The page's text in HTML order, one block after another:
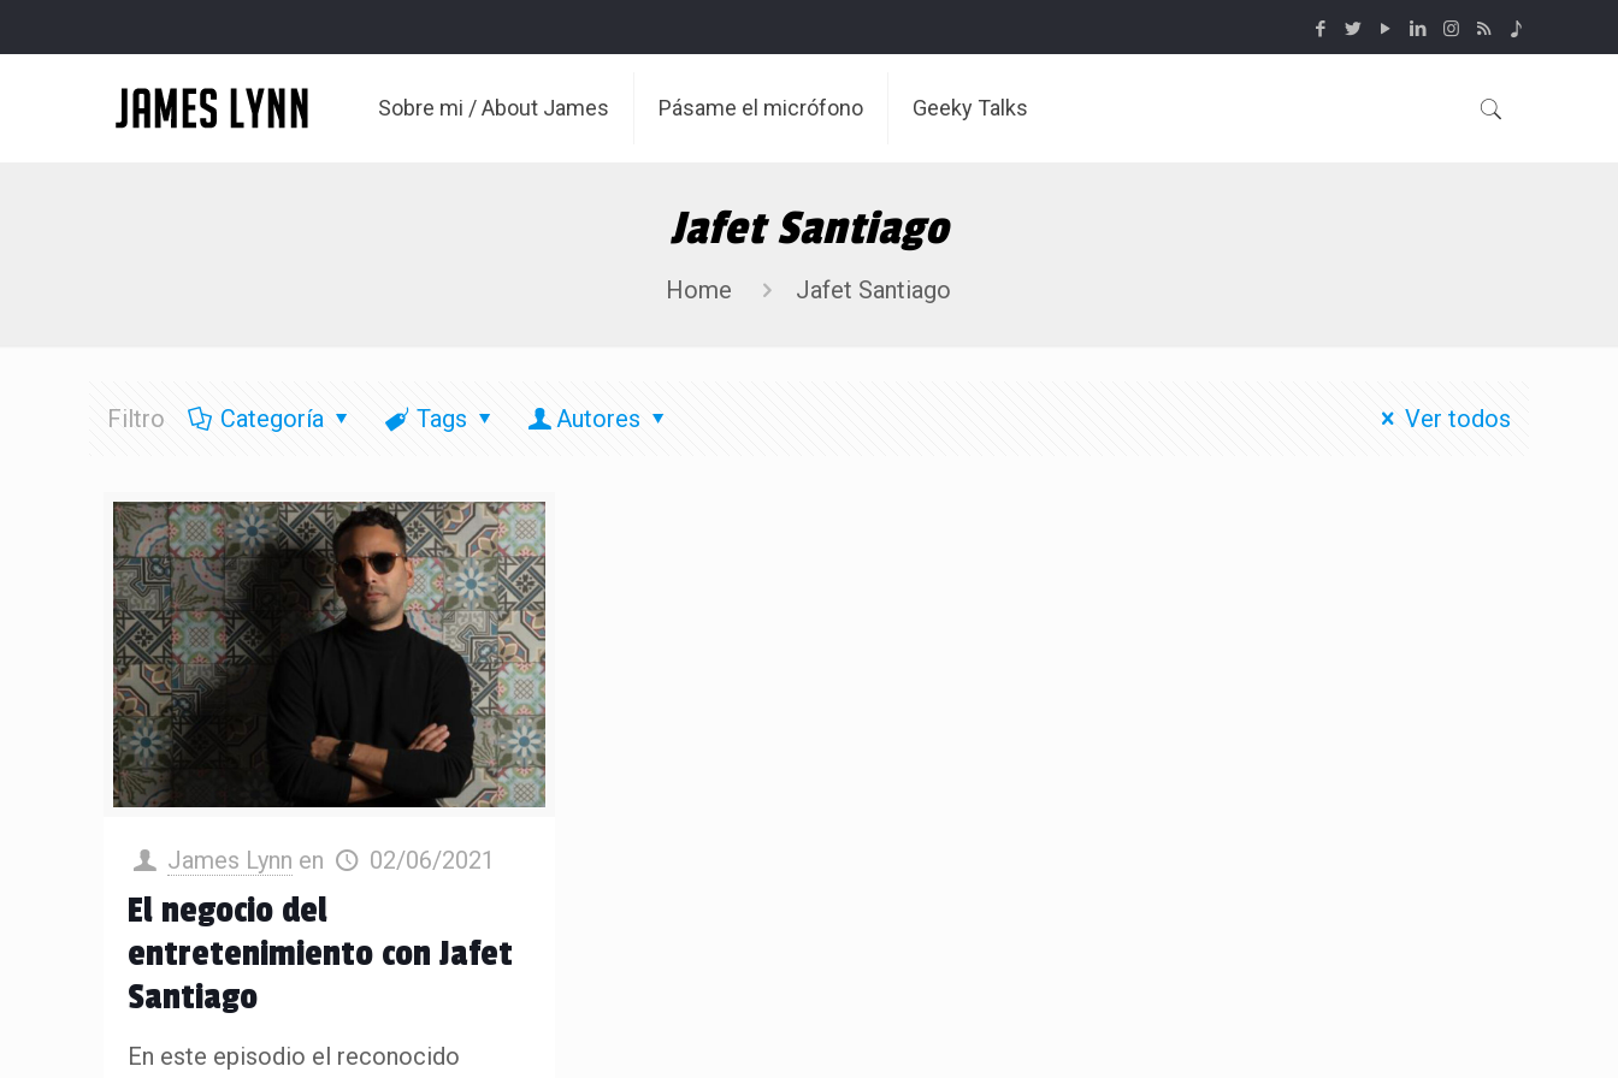
Sobre mi / About James Pásame el micrófono Geeky Talks
Jafet Santiago
Home Jafet Santiago
Filtro Categoría Tags Autores Ver todos
James Lynn en 02/06/2021
El negocio del
entretenimiento con Jafet
Santiago
En este episodio el reconocido